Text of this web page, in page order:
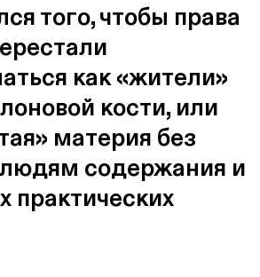
того, чтобы права
как «жители»
кости, или
материя без
людям содержания и
практических